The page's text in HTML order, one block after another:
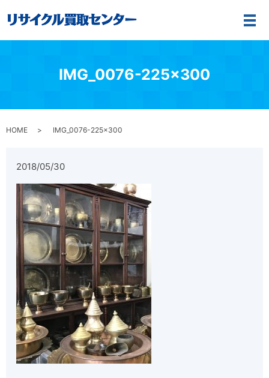
メ
IMG_0076-225×300
HOME IMG_0076-225×300
2018/05/30